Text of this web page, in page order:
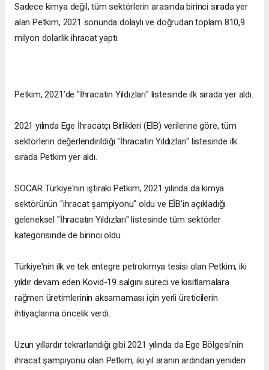
Sadece kimya değil, tüm sektörlerin arasında birinci sırada yer
alan Petkim, 2021 sonunda dolaylı ve doğrudan toplam 810,9
milyon dolarlık ihracat yaptı.
Petkim, 2021’de "İhracatın Yıldızları" listesinde ilk sırada yer aldı.
2021 yılında Ege İhracatçı Birlikleri (EİB) verilerine göre, tüm
sektörlerin değerlendirildiği "İhracatın Yıldızları" listesinde ilk
sırada Petkim yer aldı.
SOCAR Türkiye'nin iştiraki Petkim, 2021 yılında da kimya
sektörünün "ihracat şampiyonu" oldu ve EİB'in açıkladığı
geleneksel "İhracatın Yıldızları" listesinde tüm sektörler
kategorisinde de birinci oldu.
Türkiye'nin ilk ve tek entegre petrokimya tesisi olan Petkim, iki
yıldır devam eden Kovid-19 salgını süreci ve kısıtlamalara
rağmen üretimlerinin aksamaması için yerli üreticilerin
ihtiyaçlarına öncelik verdi.
Uzun yıllardır tekrarlandığı gibi 2021 yılında da Ege Bölgesi'nin
ihracat şampiyonu olan Petkim, iki yıl aranın ardından yeniden